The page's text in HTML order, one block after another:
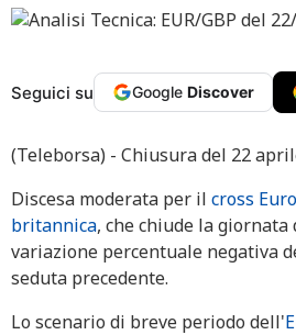
Seguici su Google Discover
(Teleborsa) - Chiusura del 22
Discesa moderata per il cross
britannica, che chiude la
variazione percentuale negativa
seduta precedente.
Lo scenario di breve periodo dell'